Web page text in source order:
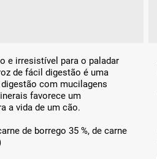
e irresistível para o paladar
de fácil digestão é uma
com mucilagens
favorece um
a vida de um cão.
de borrego 35 %, de carne